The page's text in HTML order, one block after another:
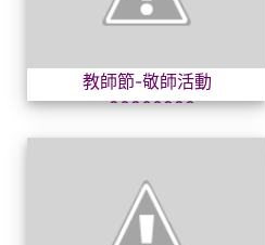
教師節-敬師活動
~20200928